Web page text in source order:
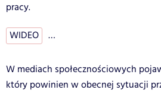
pracy.
WIDEO …
W mediach społecznościowych
który powinien w obecnej sytuacji